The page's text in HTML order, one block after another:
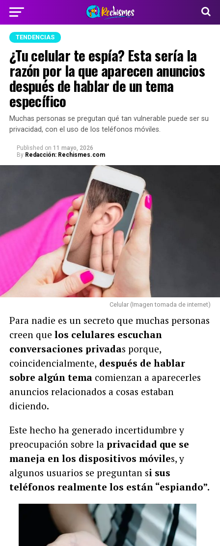
TENDENCIAS
¿Tu celular te espía? Esta sería la
razón por la que aparecen anuncios
después de hablar de un tema
específico
Muchas personas se pregutan qué tan vulnerable puede ser su
privacidad, con el uso de los teléfonos móviles.
Published on 11 mayo, 2026
By Redacción: Rechismes.com
Celular (Imagen tomada de internet)
Para nadie es un secreto que muchas personas
creen que los celulares escuchan
conversaciones privadas porque,
coincidencialmente, después de hablar
sobre algún temacomienzan a aparecerles
anuncios relacionados a cosas estaban
diciendo.
Este hecho ha generado incertidumbre y
preocupación sobre la privacidad que se
maneja en los dispositivos móviles, y
algunos usuarios se preguntan si sus
teléfonos realmente los están “espiando”.